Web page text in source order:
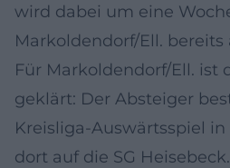
wird dabei um eine
Markoldendorf/Ell.
Für Markoldendorf/Ell. ist
geklärt: Der Absteiger
Kreisliga-Auswärtsspiel
dort auf die SG Heisebeck.